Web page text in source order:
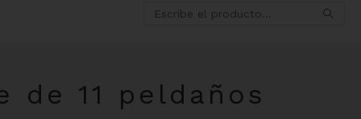
11 peldaños